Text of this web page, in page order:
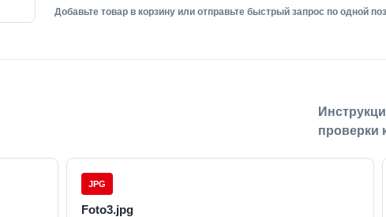
Добавьте товар в корзину или отправьте быстрый запрос по одной
проверки
JPG
Foto3.jpg